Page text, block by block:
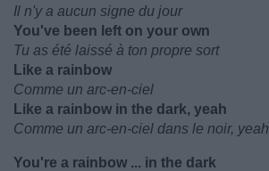
Il n'y a aucun signe du jour
You've been left on your own
Tu as été laissé à ton propre sort
Like a rainbow
Comme un arc-en-ciel
Like a rainbow in the dark, yeah
Comme un arc-en-ciel dans le noir, yeah
You're a rainbow ... in the dark